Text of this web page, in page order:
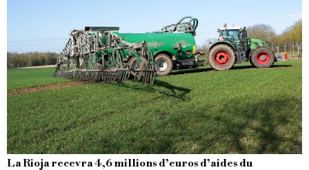
La Rioja recevra 4,6 millions d’euros d’aides du